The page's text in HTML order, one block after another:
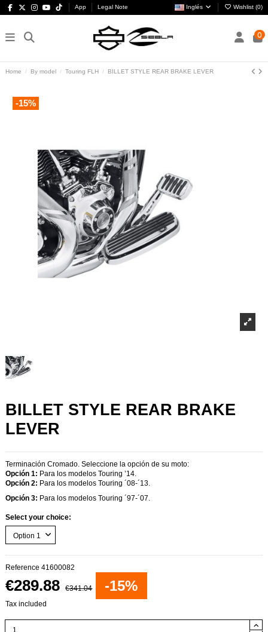
App Legal Note Inglés Wishlist (0)
0
Home By model Touring FLH BILLET STYLE REAR BRAKE LEVER
-15%
BILLET STYLE REAR BRAKE
LEVER
Terminación Cromado. Seleccione la opción de su moto:
Opción 1: Para los modelos Touring ’14.
Opción 2: Para los modelos Touring ´08-´13.
Opción 3: Para los modelos Touring ´97-´07.
Select your choice:
Reference 41600082
€289.88 €341.04 -15%
Tax included